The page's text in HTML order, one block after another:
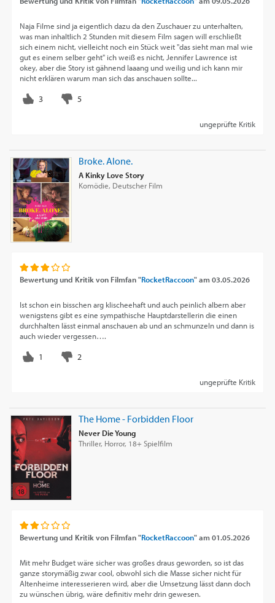
Naja Filme sind ja eigentlich dazu da den Zuschauer zu unterhalten,
was man inhaltlich 2 Stunden mit diesem Film sagen will erschließt
sich einem nicht, vielleicht noch ein Stück weit "das sieht man mal wie
gut es einem selber geht" ich weiß es nicht, Jennifer Lawrence ist
okey, aber die Story ist gähnend laaang und weilig und ich kann mir
nicht erklären warum man sich das anschauen sollte...
ungeprüfte Kritik
Broke. Alone.
A Kinky Love Story
Komödie, Deutscher Film
Bewertung und Kritik von Filmfan "RocketRaccoon"am03.05.2026
Ist schon ein bisschen arg klischeehaft und auch peinlich albern aber
wenigstens gibt es eine sympathische Hauptdarstellerin die einen
durchhalten lässt einmal anschauen ab und an schmunzeln und dann is
auch wieder vergessen….
ungeprüfte Kritik
The Home - Forbidden Floor
Never Die Young
Thriller, Horror, 18+ Spielfilm
Bewertung und Kritik von Filmfan "RocketRaccoon"am01.05.2026
Mit mehr Budget wäre sicher was großes draus geworden, so ist das
ganze storymäßig zwar cool, obwohl sich die Masse sicher nicht für
Altenheime interesserieren wird, aber die Umsetzung lässt dann doch
zu wünschen übrig, wäre definitiv mehr drin gewesen.